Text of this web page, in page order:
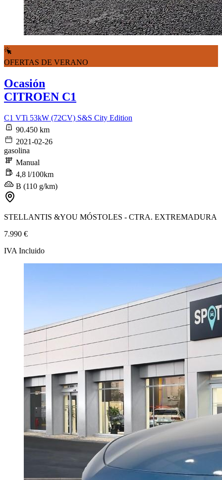
OFERTAS DE VERANO
Ocasión
CITROEN C1
C1 VTi 53kW (72CV) S&S City Edition
90.450 km
2021-02-26
gasolina
Manual
4,8 l/100km
B (110 g/km)
STELLANTIS &YOU MÓSTOLES - CTRA. EXTREMADURA
7.990 €
IVA Incluido